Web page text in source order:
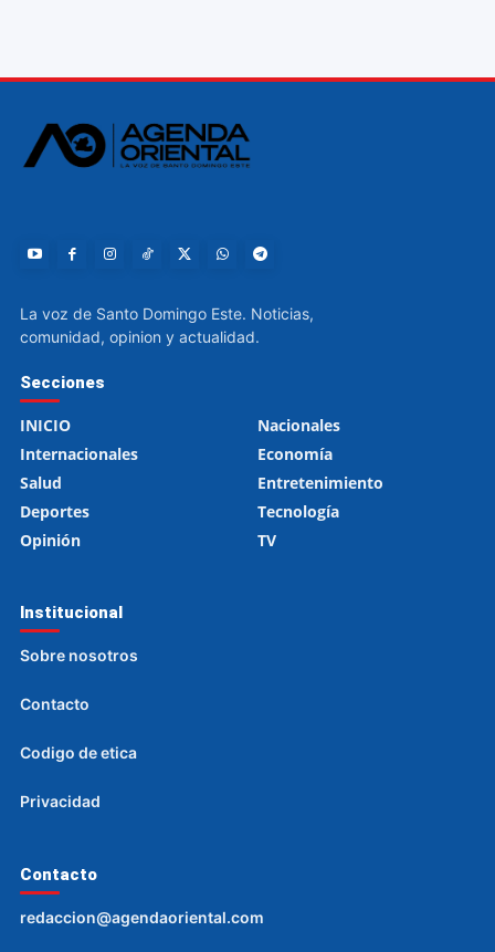
La voz de Santo Domingo Este. Noticias,
comunidad, opinion y actualidad.
Secciones
INICIO
Nacionales
Internacionales
Economía
Salud
Entretenimiento
Deportes
Tecnología
Opinión
TV
Institucional
Sobre nosotros
Contacto
Codigo de etica
Privacidad
Contacto
redaccion@agendaoriental.com